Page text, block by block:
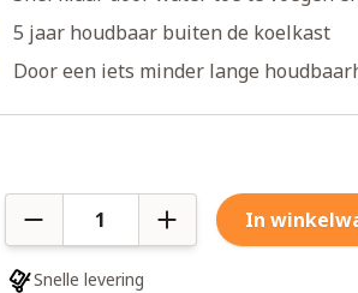
5 jaar houdbaar buiten de koelkast
Door een iets minder lange
In
Snelle levering